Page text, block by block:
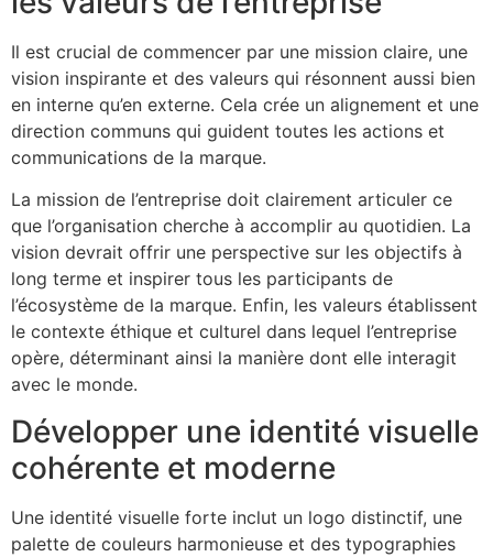
Il est crucial de commencer par une mission claire, une
vision inspirante et des valeurs qui résonnent aussi bien
en interne qu’en externe. Cela crée un alignement et une
direction communs qui guident toutes les actions et
communications de la marque.
La mission de l’entreprise doit clairement articuler ce
que l’organisation cherche à accomplir au quotidien. La
vision devrait offrir une perspective sur les objectifs à
long terme et inspirer tous les participants de
l’écosystème de la marque. Enfin, les valeurs établissent
le contexte éthique et culturel dans lequel l’entreprise
opère, déterminant ainsi la manière dont elle interagit
avec le monde.
Développer une identité visuelle
cohérente et moderne
Une identité visuelle forte inclut un logo distinctif, une
palette de couleurs harmonieuse et des typographies